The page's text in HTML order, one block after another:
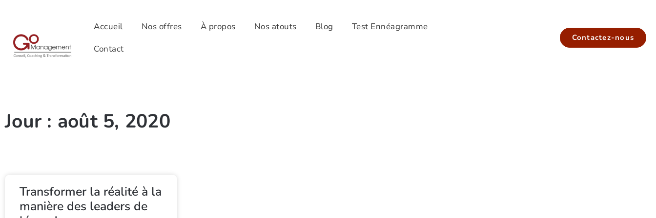
Accueil Nos offres À propos Nos atouts Blog
Test Ennéagramme
Contact
Contactez-nous
Jour : août 5, 2020
Transformer la réalité à la
manière des leaders de